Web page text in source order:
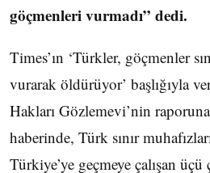
göçmenleri vurmadı” dedi.
Times’ın ‘Türkler, göçmenler
vurarak öldürüyor’ başlığıyla
Hakları Gözlemevi’nin raporuna
haberinde, Türk sınır
Türkiye’ye geçmeye çalışan